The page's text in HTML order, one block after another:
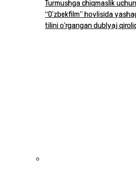
Turmushga chiqmaslik
“O‘zbekfilm” hovlisida
tilini o‘rgangan dublyaj